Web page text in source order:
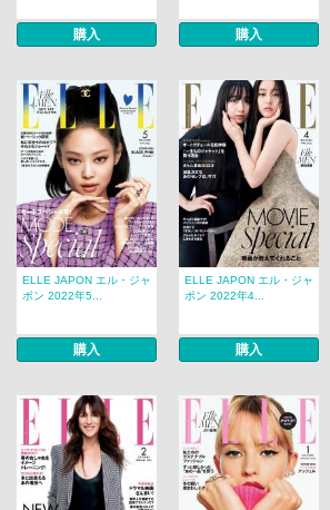
購入 購入
ELLE JAPON エル・ジャ
ポン 2022年5...
購入
ELLE JAPON エル・ジャ
ポン 2022年4...
購入